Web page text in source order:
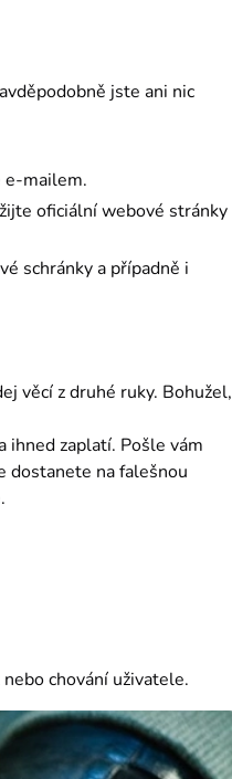
jste ani nic
e-mailem.
oficiální webové stránky
schránky a případně i
věcí z druhé ruky. Bohužel,
ihned zaplatí. Pošle vám
dostanete na falešnou
chování uživatele.